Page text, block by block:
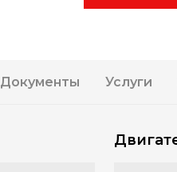
Документы Услуги